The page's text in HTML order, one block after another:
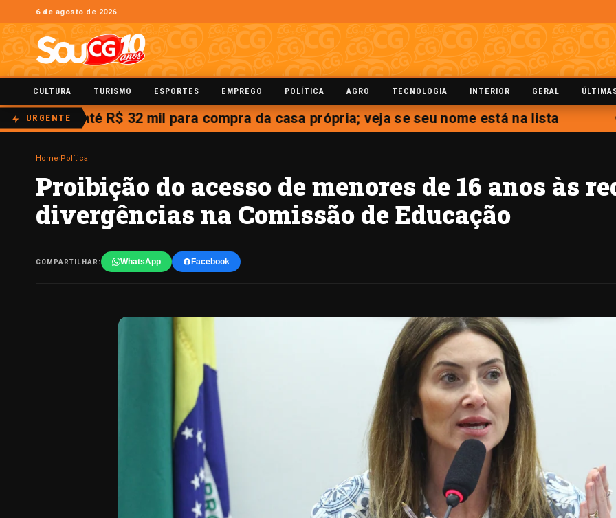
6 de agosto de 2026
CULTURA TURISMO ESPORTES EMPREGO POLÍTICA AGRO TECNOLOGIA INTERIOR GERAL
URGENTEde até R$ 32 mil para compra da casa própria; veja se seu nome está na lista
Home Política
Proibição do acesso de menores de 16 anos às
divergências na Comissão de Educação
COMPARTILHAR: WhatsApp Facebook